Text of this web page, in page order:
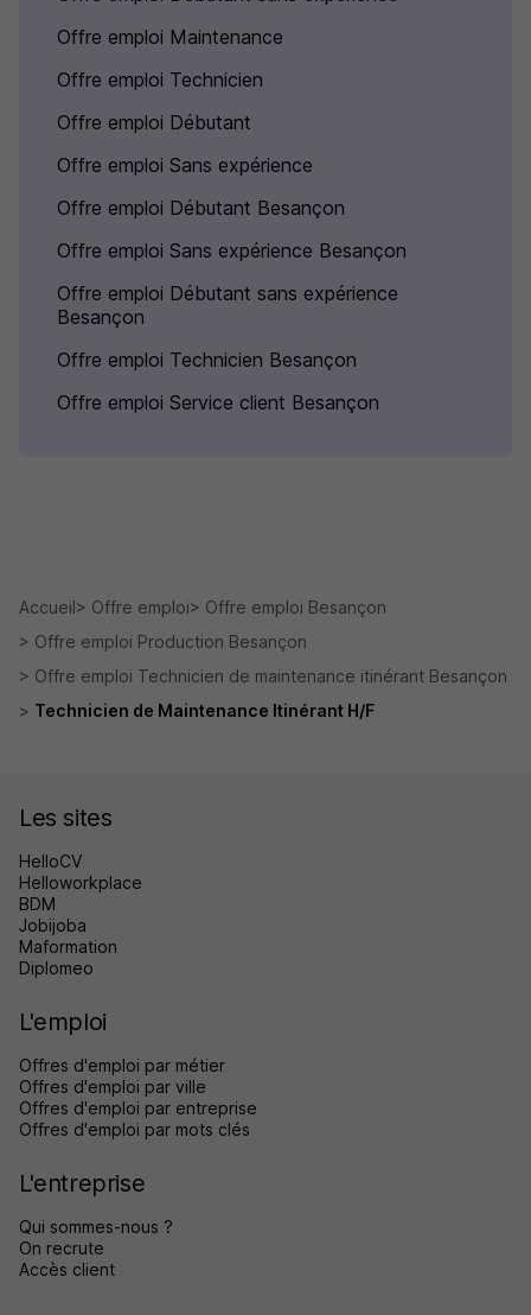
Offre emploi Maintenance
Offre emploi Technicien
Offre emploi Débutant
Offre emploi Sans expérience
Offre emploi Débutant Besançon
Offre emploi Sans expérience Besançon
Offre emploi Débutant sans expérience
Besançon
Offre emploi Technicien Besançon
Offre emploi Service client Besançon
Accueil Offre emploi
Offre emploi Besançon
Offre emploi Production Besançon
Offre emploi Technicien de maintenance itinérant Besançon
Technicien de Maintenance Itinérant H/F
Les sites
HelloCV
Helloworkplace
BDM
Jobijoba
Maformation
Diplomeo
L'emploi
Offres d'emploi par métier
Offres d'emploi par ville
Offres d'emploi par entreprise
Offres d'emploi par mots clés
L'entreprise
Qui sommes-nous ?
On recrute
Accès client